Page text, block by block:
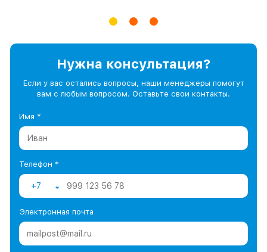
Нужна консультация?
Если у вас остались вопросы, наши менеджеры помогут
вам с любым вопросом. Оставьте свои контакты.
Имя *
Телефон *
+7
Электронная почта